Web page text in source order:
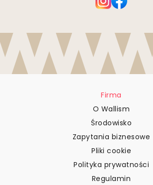
Firma
O Wallism
Środowisko
Zapytania biznesowe
Pliki cookie
Polityka prywatności
Regulamin